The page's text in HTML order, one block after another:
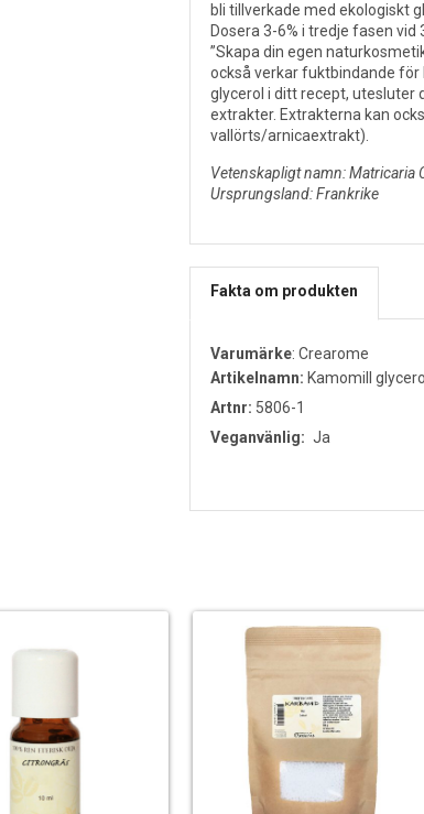
bli tillverkade med ekologiskt
Dosera 3-6% i tredje fasen vid
”Skapa din egen
också verkarfuktbindande för
glycerol i ditt recept, utesluter
extrakter. Extrakterna kan
vallörts/arnicaextrakt).
Vetenskapligt namn: Matricaria
Ursprungsland: Frankrike
Fakta om produkten
Varumärke: Crearome
Artikelnamn: Kamomill
Artnr: 5806-1
Veganvänlig: Ja